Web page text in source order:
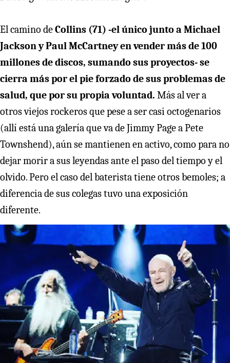
El camino deCollins (71) -el único junto a Michael
Jackson y Paul McCartney en vender más de 100
millones de discos, sumando sus proyectos- se
cierra más por el pie forzado de sus problemas de
salud, que por su propia voluntad. Más al ver a
otros viejos rockeros que pese a ser casi octogenarios
(allí está una galería que va de Jimmy Page a Pete
Townshend), aún se mantienen en activo, como para no
dejar morir a sus leyendas ante el paso del tiempo y el
olvido. Pero el caso del baterista tiene otros bemoles; a
diferencia de sus colegas tuvo una exposición
diferente.